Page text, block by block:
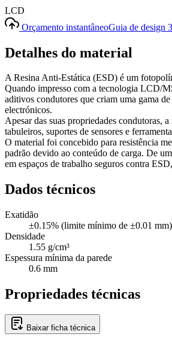
LCD
Orçamento instantâneoGuia de design
Detalhes do material
A Resina Anti-Estática (ESD) é um
Quando impresso com a tecnologia LCD/
aditivos condutores que criam uma gama
electrónicos.
Apesar das suas propriedades condutoras,
tabuleiros, suportes de sensores e
O material foi concebido para resistência
padrão devido ao conteúdo de carga. De
em espaços de trabalho seguros contra
Dados técnicos
Exatidão
±0.15% (limite mínimo de ±0.01 mm)
Densidade
1.55 g/cm³
Espessura mínima da parede
0.6 mm
Propriedades técnicas
Baixar ficha técnica